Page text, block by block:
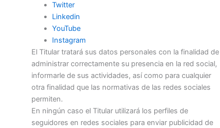
Twitter
Linkedin
YouTube
Instagram
El Titular tratará sus datos personales con la finalidad de
administrar correctamente su presencia en la red social,
informarle de sus actividades, así como para cualquier
otra finalidad que las normativas de las redes sociales
permiten.
En ningún caso el Titular utilizará los perfiles de
seguidores en redes sociales para enviar publicidad de